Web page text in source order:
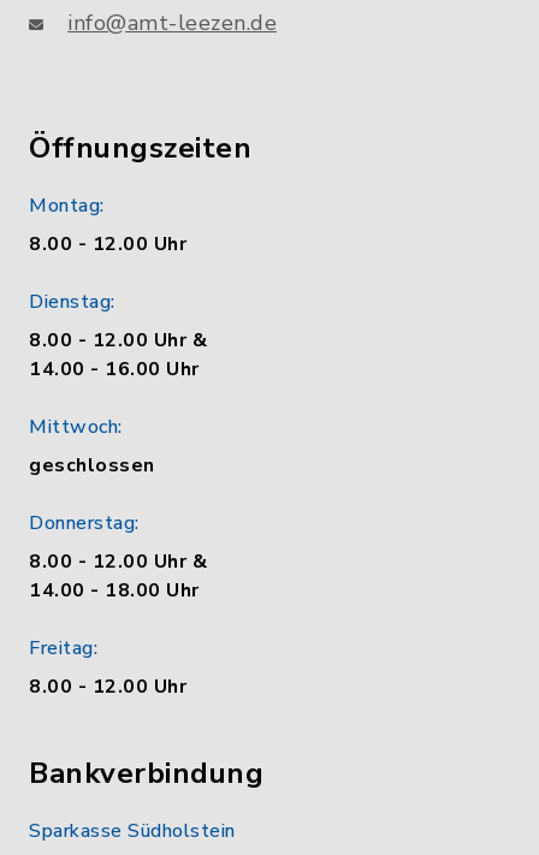
info@amt-leezen.de
Öffnungszeiten
Montag:
8.00 - 12.00 Uhr
Dienstag:
8.00 - 12.00 Uhr &
14.00 - 16.00 Uhr
Mittwoch:
geschlossen
Donnerstag:
8.00 - 12.00 Uhr &
14.00 - 18.00 Uhr
Freitag:
8.00 - 12.00 Uhr
Bankverbindung
Sparkasse Südholstein